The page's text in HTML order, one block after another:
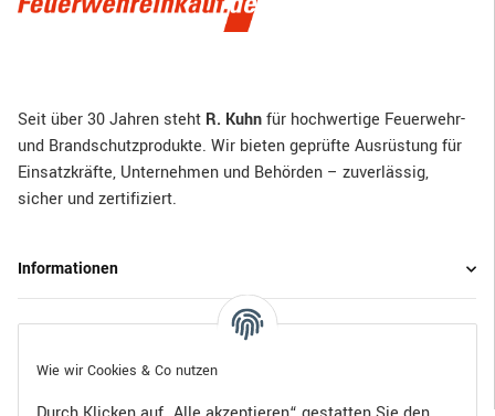
Wie wir Cookies & Co nutzen
Seit über 30 Jahren steht R. Kuhnfür hochwertige Feuerwehr-
und Brandschutzprodukte. Wir bieten geprüfte Ausrüstung für
Einsatzkräfte, Unternehmen und Behörden – zuverlässig,
sicher und zertifiziert.
Informationen
Gesetzliche Informationen